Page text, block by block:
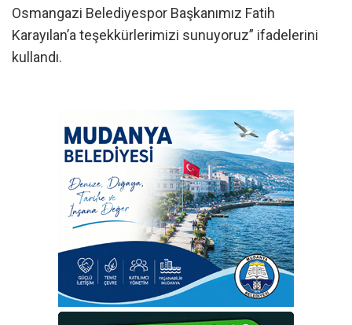
Osmangazi Belediyespor Başkanımız Fatih
Karayılan’a teşekkürlerimizi sunuyoruz” ifadelerini
kullandı.